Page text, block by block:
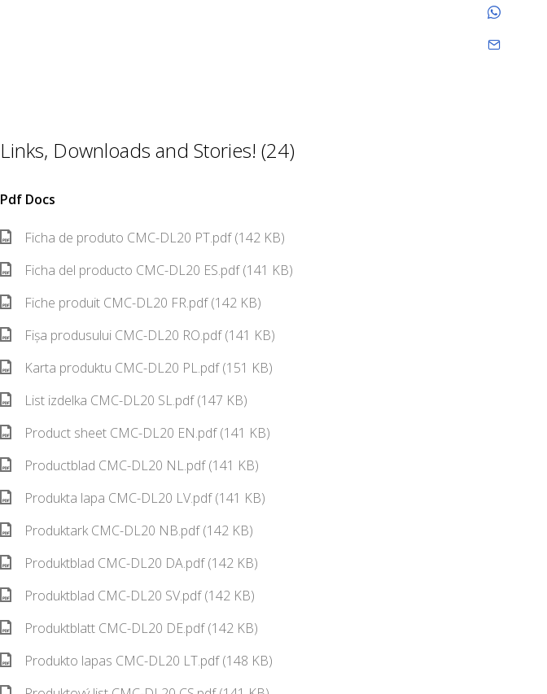
Links, Downloads and Stories! (24)
Pdf Docs
Ficha de produto CMC-DL20 PT.pdf (142 KB)
Ficha del producto CMC-DL20 ES.pdf (141 KB)
Fiche produit CMC-DL20 FR.pdf (142 KB)
Fișa produsului CMC-DL20 RO.pdf (141 KB)
Karta produktu CMC-DL20 PL.pdf (151 KB)
List izdelka CMC-DL20 SL.pdf (147 KB)
Product sheet CMC-DL20 EN.pdf (141 KB)
Productblad CMC-DL20 NL.pdf (141 KB)
Produkta lapa CMC-DL20 LV.pdf (141 KB)
Produktark CMC-DL20 NB.pdf (142 KB)
Produktblad CMC-DL20 DA.pdf (142 KB)
Produktblad CMC-DL20 SV.pdf (142 KB)
Produktblatt CMC-DL20 DE.pdf (142 KB)
Produkto lapas CMC-DL20 LT.pdf (148 KB)